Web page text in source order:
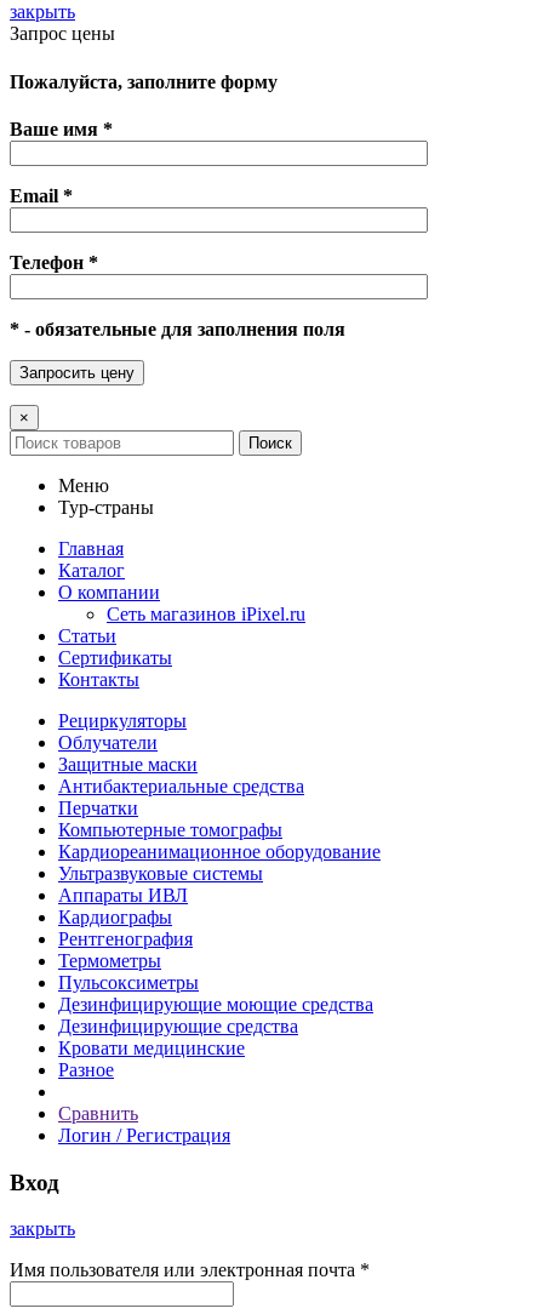
закрыть
Запрос цены
Пожалуйста, заполните форму
Ваше имя *
Email *
Телефон *
* - обязательные для заполнения поля
×
Поиск
Меню
Тур-страны
Главная
Каталог
О компании
Сеть магазинов iPixel.ru
Статьи
Сертификаты
Контакты
Рециркуляторы
Облучатели
Защитные маски
Антибактериальные средства
Перчатки
Компьютерные томографы
Кардиореанимационное оборудование
Ультразвуковые системы
Аппараты ИВЛ
Кардиографы
Рентгенография
Термометры
Пульсоксиметры
Дезинфицирующие моющие средства
Дезинфицирующие средства
Кровати медицинские
Разное
Сравнить
Логин / Регистрация
Вход
закрыть
Имя пользователя или электронная почта *